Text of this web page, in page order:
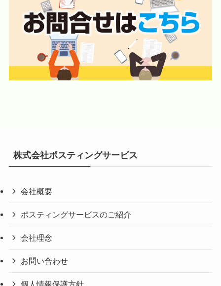
株式会社ポスティングサービス
会社概要
ポスティングサービスのご紹介
会社理念
お問い合わせ
個人情報保護方針